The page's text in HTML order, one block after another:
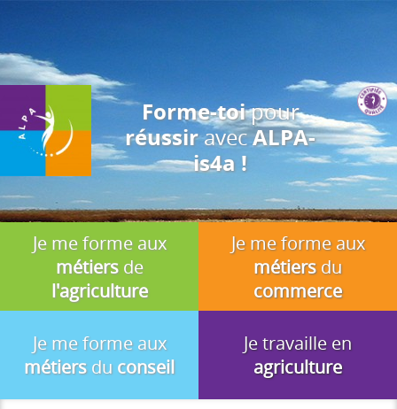
des fins d'analyse, de pertinence et de publicité.
Forme-toipour
réussiravecALPA-
is4a !
Je me forme aux
métiersde
l'agriculture
Je me forme aux
métiersdu
commerce
Je me forme aux
métiersdu conseil
Je travaille en
agriculture